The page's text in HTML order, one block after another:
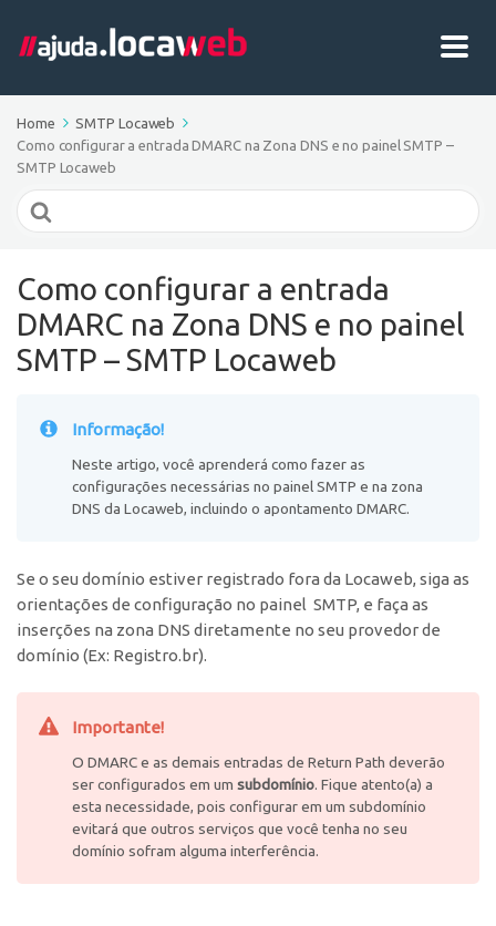
Home
SMTP Locaweb
Como configurar a entrada DMARC na Zona DNS e no painel SMTP –
SMTP Locaweb
Search
For
Como configurar a entrada
DMARC na Zona DNS e no painel
SMTP – SMTP Locaweb
Informação!
Neste artigo, você aprenderá como fazer as
configurações necessárias no painel SMTP e na zona
DNS da Locaweb, incluindo o apontamento DMARC.
Se o seu domínio estiver registrado fora da Locaweb, siga as
orientações de configuração no painel SMTP, e faça as
inserções na zona DNS diretamente no seu provedor de
domínio (Ex: Registro.br).
Importante!
O DMARC e as demais entradas de Return Path deverão
ser configurados em um subdomínio. Fique atento(a) a
esta necessidade, pois configurar em um subdomínio
evitará que outros serviços que você tenha no seu
domínio sofram alguma interferência.